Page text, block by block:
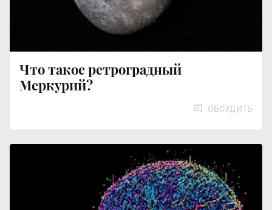
Что такое ретроградный
Меркурий?
ОБСУДИТЬ